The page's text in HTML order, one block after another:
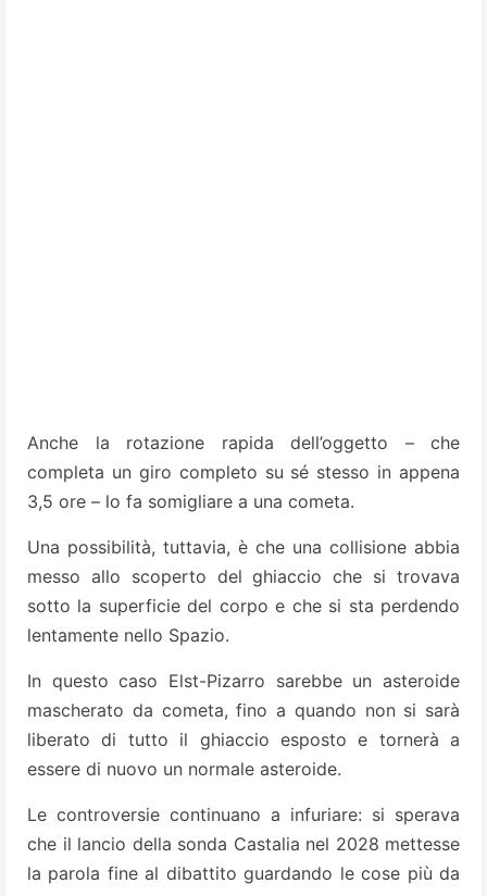
Anche la rotazione rapida dell’oggetto – che
completa un giro completo su sé stesso in appena
3,5 ore – lo fa somigliare a una cometa.
Una possibilità, tuttavia, è che una collisione abbia
messo allo scoperto del ghiaccio che si trovava
sotto la superficie del corpo e che si sta perdendo
lentamente nello Spazio.
In questo caso Elst-Pizarro sarebbe un asteroide
mascherato da cometa, fino a quando non si sarà
liberato di tutto il ghiaccio esposto e tornerà a
essere di nuovo un normale asteroide.
Le controversie continuano a infuriare: si sperava
che il lancio della sonda Castalia nel 2028 mettesse
la parola fine al dibattito guardando le cose più da